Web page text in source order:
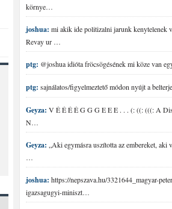
környe…
joshua: mi akik ide politizalni jarunk kenytelenek
Revay ur …
ptg: @joshua idióta fröcsögésének mi köze van
ptg: sajnálatos/figyelmeztető módon nyújt a
Geyza: V É É É É G G G E E E . . . (: ((: (((: A
N…
Geyza: „Aki egymásra uszította az embereket, aki
…
joshua: https://nepszava.hu/3321644_magyar-
igazsagugyi-miniszt…